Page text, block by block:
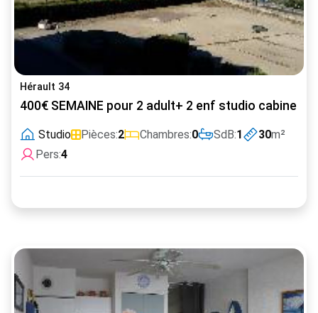
Hérault 34
400€ SEMAINE pour 2 adult+ 2 enf studio cabine
Studio Pièces:2 Chambres:0 SdB:1 30m²
Pers:4